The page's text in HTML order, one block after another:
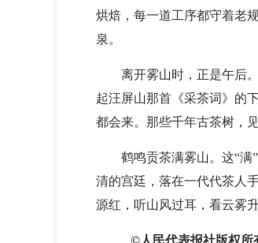
烘焙，每一道工序都守着老
泉。
离开雾山时，正是午后
起汪屏山那首《采茶词》的
都会来。那些千年古茶树，
鹤鸣贡茶满雾山。这“满
清的宫廷，落在一代代茶人
源红，听山风过耳，看云雾
©人民代表报社版权所